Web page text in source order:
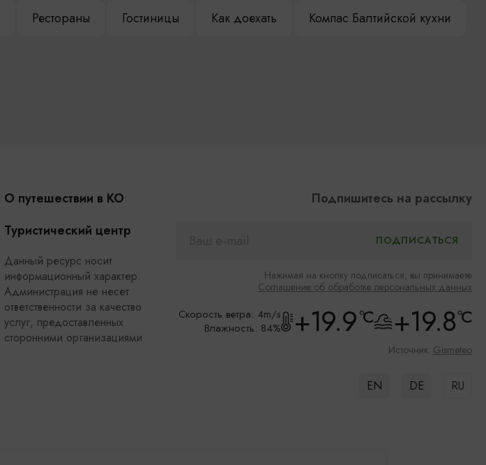
Рестораны Гостиницы Как доехать Компас Балтийской кухни
О путешествии в КО
Туристический центр
Данный ресурс носит
информационный характер.
Администрация не несет
ответственности за качество
услуг, предоставленных
сторонними организациями
Подпишитесь на рассылку
Нажимая на кнопку подписаться, вы принимаете
Соглашение об обработке персональных данных
Скорость ветра: 4m/s
Влажность: 84%
+19.9°C +19.8°C
Источник: Gismeteo
EN DE RU